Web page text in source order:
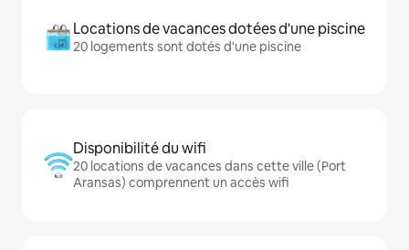
Locations de vacances dotées d'une piscine
20 logements sont dotés d'une piscine
Disponibilité du wifi
20 locations de vacances dans cette ville (Port
Aransas) comprennent un accès wifi